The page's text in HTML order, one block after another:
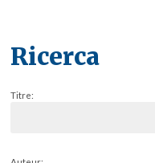
Ricerca
Titre: